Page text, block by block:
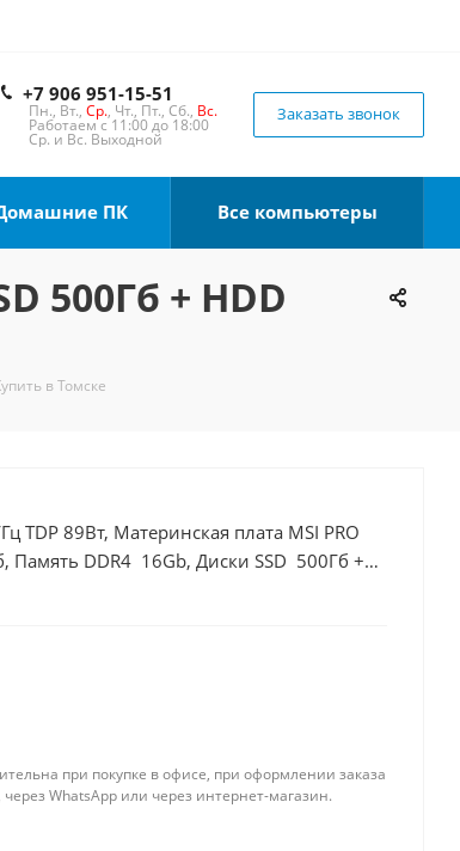
+7 906 951-15-51
Пн., Вт., Ср., Чт., Пт., Сб., Вс.
Работаем с 11:00 до 18:00
Ср. и Вс. Выходной
Заказать звонок
ПК Все компьютеры
500Гб + HDD
в Томске
TDP 89Вт, Материнская плата MSI PRO
Память DDR4 16Gb, Диски SSD 500Гб +
при покупке в офисе, при оформлении заказа
через WhatsApp или через интернет-магазин.